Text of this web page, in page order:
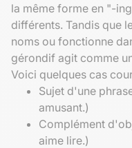
la même forme en "-
différents. Tandis que
noms ou fonctionne
gérondif agit comme
Voici quelques cas
Sujet d'une
amusant.)
Complément
aime lire.)